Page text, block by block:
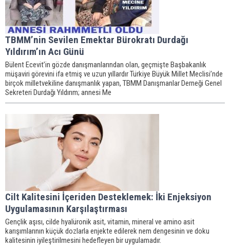
TBMM’nin Sevilen Emektar Bürokratı Durdağı
Yıldırım’ın Acı Günü
Bülent Ecevit’in gözde danışmanlarından olan, geçmişte Başbakanlık
müşaviri görevini ifa etmiş ve uzun yıllardır Türkiye Büyük Millet Meclisi’nde
birçok milletvekiline danışmanlık yapan, TBMM Danışmanlar Derneği Genel
Sekreteri Durdağı Yıldırım; annesi Me
Cilt Kalitesini İçeriden Desteklemek: İki Enjeksiyon
Uygulamasının Karşılaştırması
Gençlik aşısı, cilde hyalüronik asit, vitamin, mineral ve amino asit
karışımlarının küçük dozlarla enjekte edilerek nem dengesinin ve doku
kalitesinin iyileştirilmesini hedefleyen bir uygulamadır.